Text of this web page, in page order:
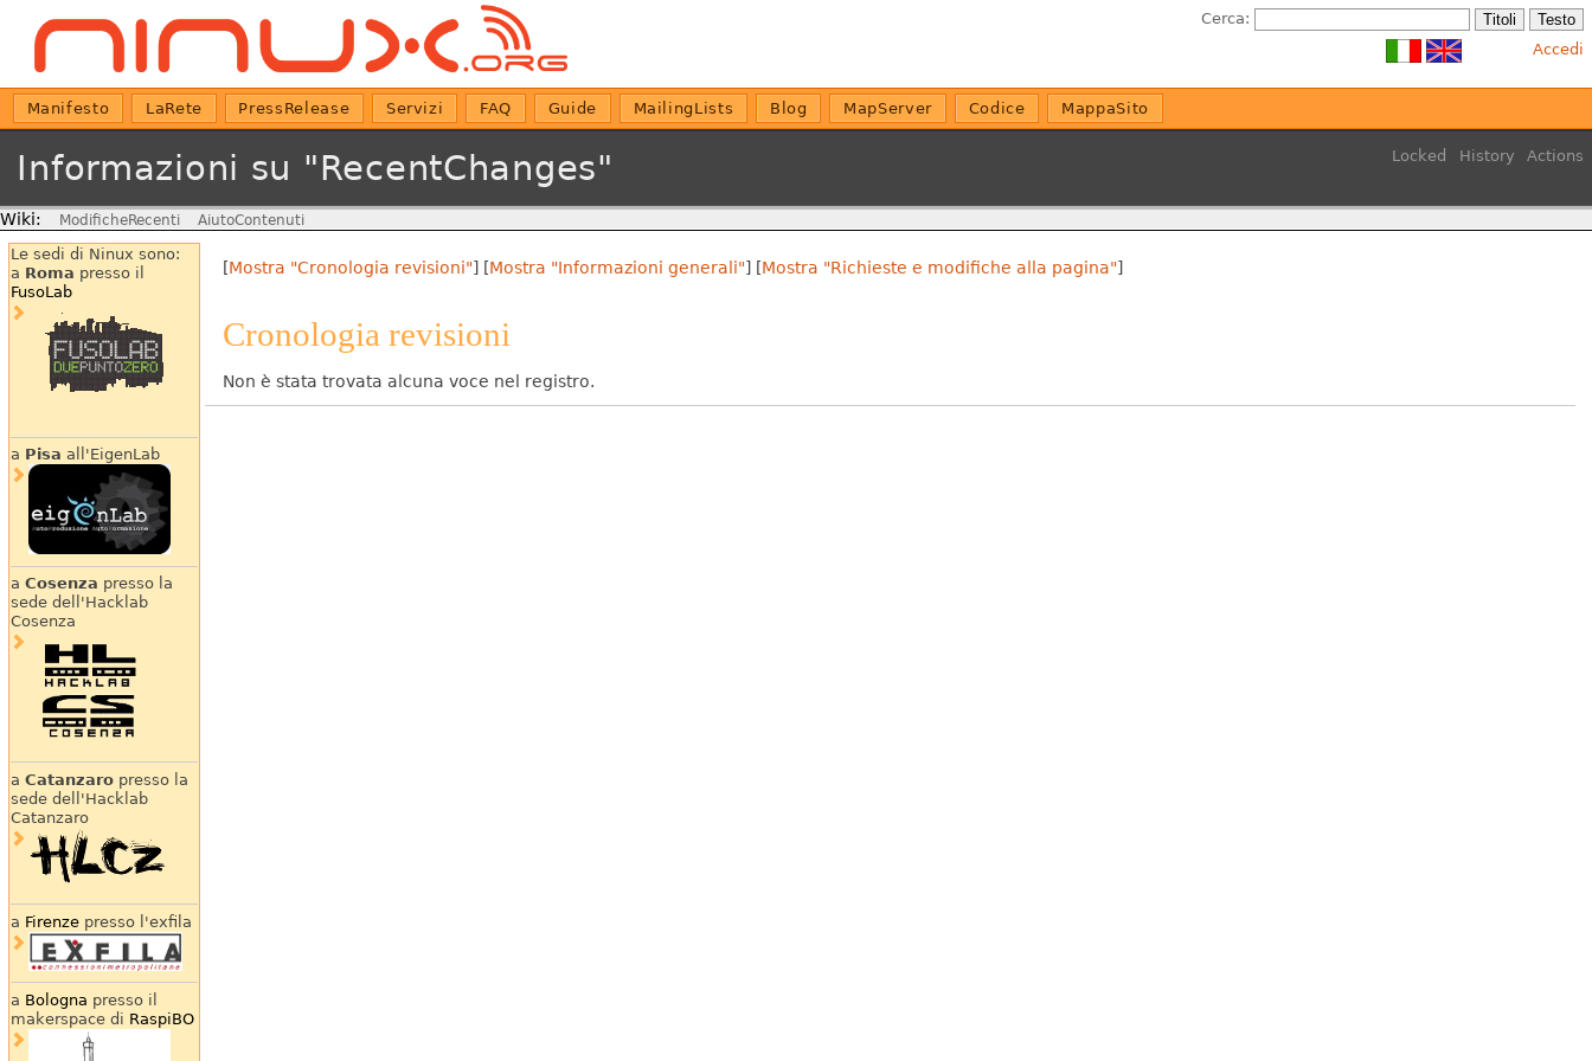
Cerca:
Accedi
Manifesto LaRete PressRelease Servizi FAQ Guide MailingLists Blog MapServer Codice MappaSito
Locked History Actions
Informazioni su "RecentChanges"
Wiki: ModificheRecenti AiutoContenuti
Le sedi di Ninux sono:
a Roma presso il
FusoLab
a Pisa all'EigenLab
a Cosenza presso la
sede dell'Hacklab
Cosenza
a Catanzaropresso la
sede dell'Hacklab
Catanzaro
a Firenzepresso l'exfila
a Bologna presso il
makerspace di RaspiBO
[Mostra "Cronologia revisioni"] [Mostra "Informazioni generali"] [Mostra "Richieste e modifiche alla pagina"]
Cronologia revisioni
Non è stata trovata alcuna voce nel registro.